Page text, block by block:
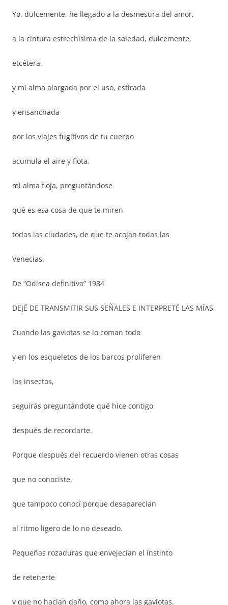
Yo, dulcemente, he llegado a la desmesura del amor,
a la cintura estrechísima de la soledad, dulcemente,
etcétera,
y mi alma alargada por el uso, estirada
y ensanchada
por los viajes fugitivos de tu cuerpo
acumula el aire y flota,
mi alma floja, preguntándose
qué es esa cosa de que te miren
todas las ciudades, de que te acojan todas las
Venecias.
De “Odisea definitiva” 1984
DEJÉ DE TRANSMITIR SUS SEÑALES E INTERPRETÉ LAS MÍAS
Cuando las gaviotas se lo coman todo
y en los esqueletos de los barcos proliferen
los insectos,
seguirás preguntándote qué hice contigo
después de recordarte.
Porque después del recuerdo vienen otras cosas
que no conociste,
que tampoco conocí porque desaparecían
al ritmo ligero de lo no deseado.
Pequeñas rozaduras que envejecían el instinto
de retenerte
y que no hacían daño, como ahora las gaviotas.